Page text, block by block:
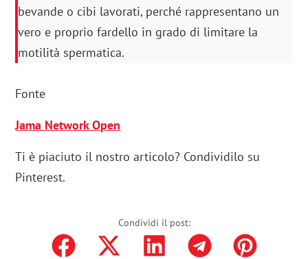
bevande o cibi lavorati, perché rappresentano un
vero e proprio fardello in grado di limitare la
motilità spermatica.
Fonte
Jama Network Open
Ti è piaciuto il nostro articolo? Condividilo su
Pinterest.
Condividi il post: